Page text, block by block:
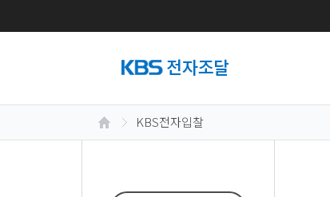
KBS전자입찰